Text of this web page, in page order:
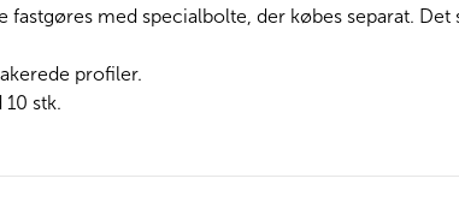
fastgøres med specialbolte, der købes separat.
profiler.
stk.